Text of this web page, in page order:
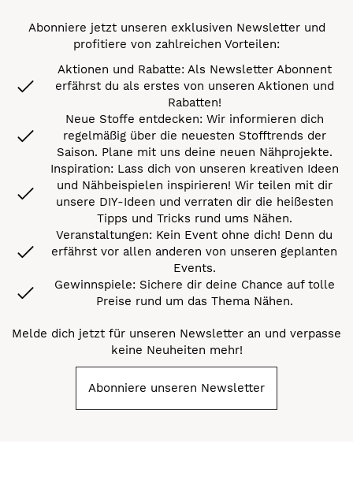
Abonniere jetzt unseren exklusiven Newsletter und
profitiere von zahlreichen Vorteilen:
Aktionen und Rabatte: Als Newsletter Abonnent
erfährst du als erstes von unseren Aktionen und
Rabatten!
Neue Stoffe entdecken: Wir informieren dich
regelmäßig über die neuesten Stofftrends der
Saison. Plane mit uns deine neuen Nähprojekte.
Inspiration: Lass dich von unseren kreativen Ideen
und Nähbeispielen inspirieren! Wir teilen mit dir
unsere DIY-Ideen und verraten dir die heißesten
Tipps und Tricks rund ums Nähen.
Veranstaltungen: Kein Event ohne dich! Denn du
erfährst vor allen anderen von unseren geplanten
Events.
Gewinnspiele: Sichere dir deine Chance auf tolle
Preise rund um das Thema Nähen.
Melde dich jetzt für unseren Newsletter an und verpasse
keine Neuheiten mehr!
Abonniere unseren Newsletter